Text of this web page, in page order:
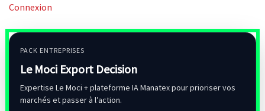
Connexion
PACK ENTREPRISES
Le Moci Export Decision
Expertise Le Moci + plateforme IA Manatex pour prioriser vos
marchés et passer à l’action.